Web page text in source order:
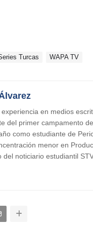
Turcas WAPA TV
en medios
del primer campamento
como estudiante de
menor en
noticiario estudiantil